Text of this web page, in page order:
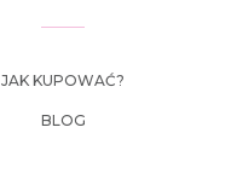
JAK KUPOWAĆ?
BLOG